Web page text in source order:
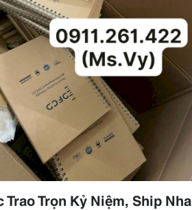
Trọn Kỷ Niệm, Ship